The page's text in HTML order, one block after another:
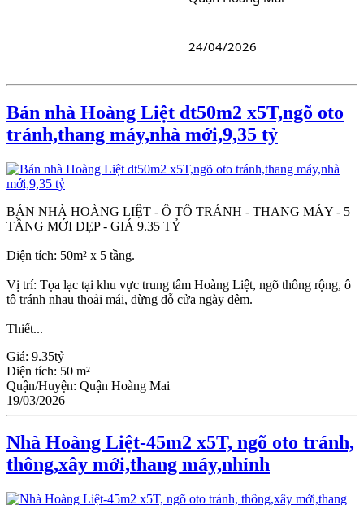
24/04/2026
Bán nhà Hoàng Liệt dt50m2 x5T,ngõ oto
tránh,thang máy,nhà mới,9,35 tỷ
BÁN NHÀ HOÀNG LIỆT - Ô TÔ TRÁNH - THANG MÁY - 5
TẦNG MỚI ĐẸP - GIÁ 9.35 TỶ
Diện tích: 50m² x 5 tầng.
Vị trí: Tọa lạc tại khu vực trung tâm Hoàng Liệt, ngõ thông rộng, ô
tô tránh nhau thoải mái, dừng đỗ cửa ngày đêm.
Thiết...
Giá: 9.35tỷ
Diện tích: 50 m²
Quận/Huyện: Quận Hoàng Mai
19/03/2026
Nhà Hoàng Liệt-45m2 x5T, ngõ oto tránh,
thông,xây mới,thang máy,nhỉnh